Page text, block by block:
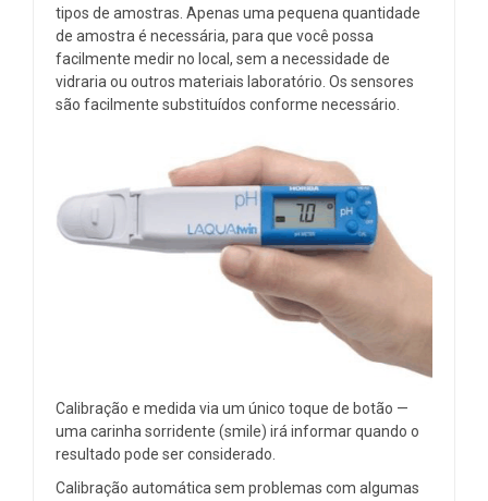
tipos de amostras. Apenas uma pequena quantidade
de amostra é necessária, para que você possa
facilmente medir no local, sem a necessidade de
vidraria ou outros materiais laboratório. Os sensores
são facilmente substituídos conforme necessário.
Calibração e medida via um único toque de botão —
uma carinha sorridente (smile) irá informar quando o
resultado pode ser considerado.
Calibração automática sem problemas com algumas